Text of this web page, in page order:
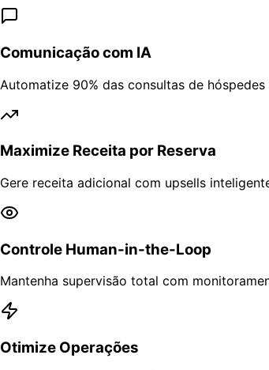
Comunicação com IA
Automatize 90% das consultas de
Maximize Receita por Reserva
Gere receita adicional com upsells
Controle Human-in-the-Loop
Mantenha supervisão total com
Otimize Operações